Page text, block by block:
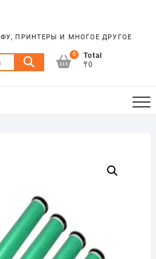
ПРИНТЕРЫ И МНОГОЕ ДРУГОЕ
Искать:
0
Total
₸0